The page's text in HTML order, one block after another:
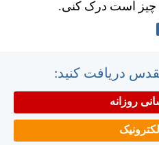
چيز است درک كنی.
دریافت کنید:
روزانه